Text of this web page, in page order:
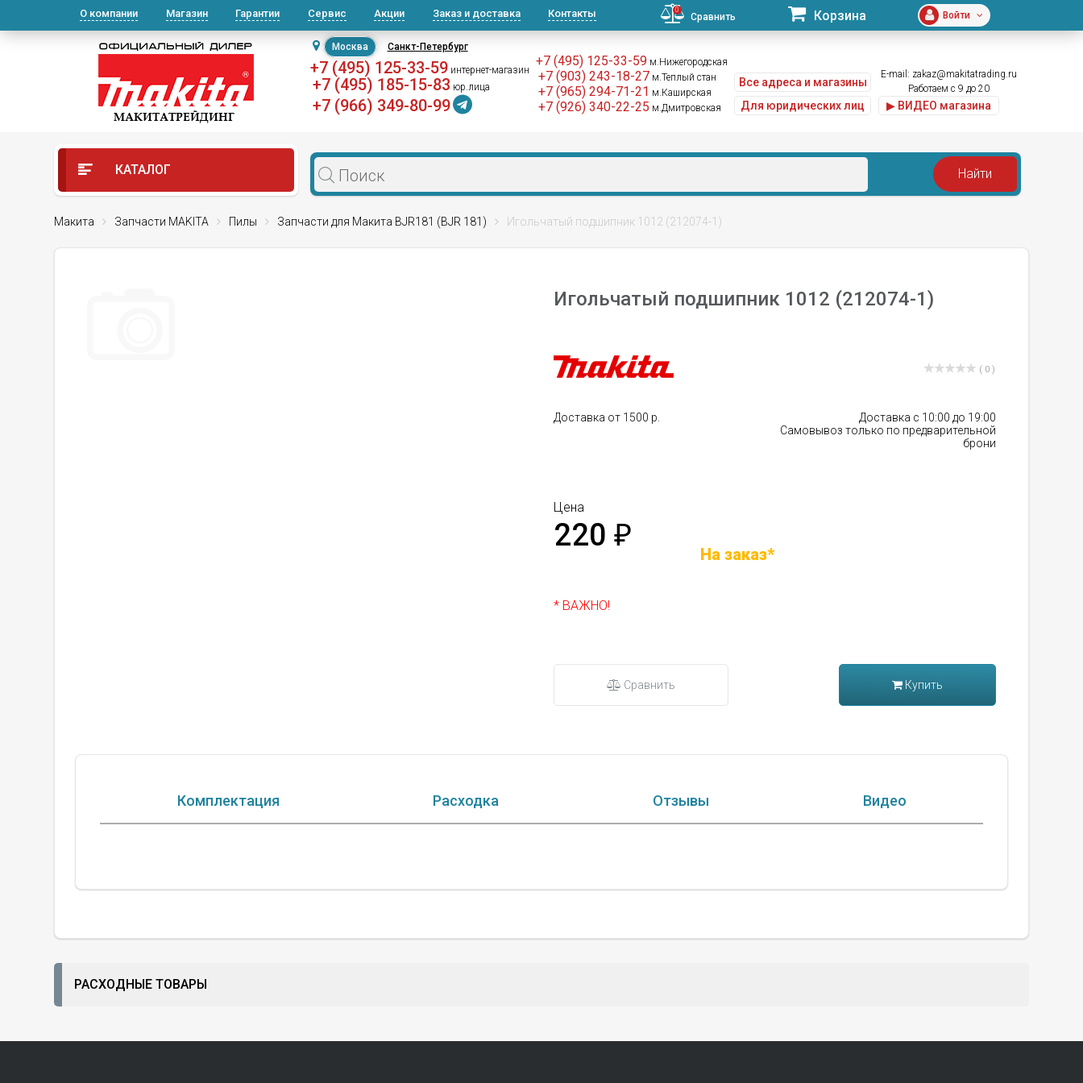
О компании Магазин Гарантии Сервис Акции Заказ и доставка Контакты 0
Сравнить Корзина Войти
Москва Санкт-Петербург
+7 (495) 125-33-59интернет-магазин
+7 (495) 185-15-83 юр.лица
+7 (966) 349-80-99
+7 (495) 125-33-59 м.Нижегородская
+7 (903) 243-18-27 м.Теплый стан
+7 (965) 294-71-21 м.Каширская
+7 (926) 340-22-25 м.Дмитровская
Все адреса и магазины
Для юридических лиц
E-mail: zakaz@makitatrading.ru
Работаем с 9 до 20
▶ ВИДЕО магазина
КАТАЛОГ
Макита Запчасти MAKITA Пилы Запчасти для Макита BJR181 (BJR 181) Игольчатый подшипник 1012 (212074-1)
Игольчатый подшипник 1012 (212074-1)
( 0 )
Доставка от 1500 р.
Доставка с 10:00 до 19:00
Самовывоз только по предварительной
брони
Цена
220 ₽
На заказ*
* ВАЖНО!
Сравнить Купить
Комплектация Расходка Отзывы Видео
РАСХОДНЫЕ ТОВАРЫ